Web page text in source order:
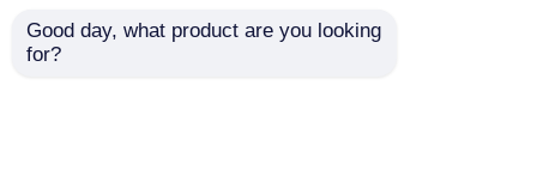
Good day, what product are you looking
for?